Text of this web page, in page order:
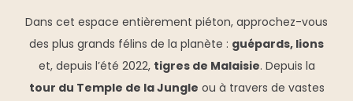
Dans cet espace entièrement piéton, approchez-vous
des plus grands félins de la planète : guépards, lions
et, depuis l’été 2022, tigres de Malaisie. Depuis la
tour du Temple de la Jungle ou à travers de vastes